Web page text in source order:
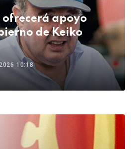
apoyo
de Keiko
10:18